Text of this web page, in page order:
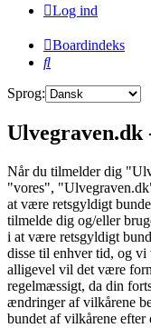
Log ind
Boardindeks
Søg
Sprog:
Når du tilmelder dig
"vores",
at være retsgyldigt
tilmelde dig og/eller
i at være retsgyldigt
disse til enhver tid, og
alligevel vil det være
regelmæssigt, da din
ændringer af vilkårene
bundet af vilkårene efter